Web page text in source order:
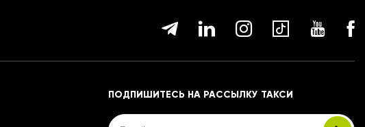
ПОДПИШИТЕСЬ НА РАССЫЛКУ ТАКСИ